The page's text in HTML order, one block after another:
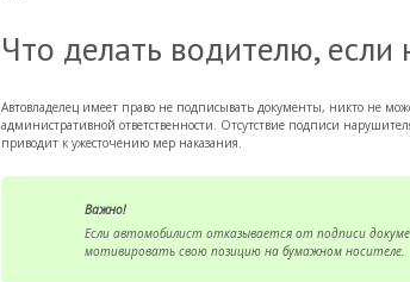
Что делать водителю, если
Автовладелец имеет право не подписывать документы, никто не
административной ответственности. Отсутствие подписи
приводит к ужесточению мер наказания.
Важно!
Если автомобилист отказывается от подписи
мотивировать свою позицию на бумажном носителе.